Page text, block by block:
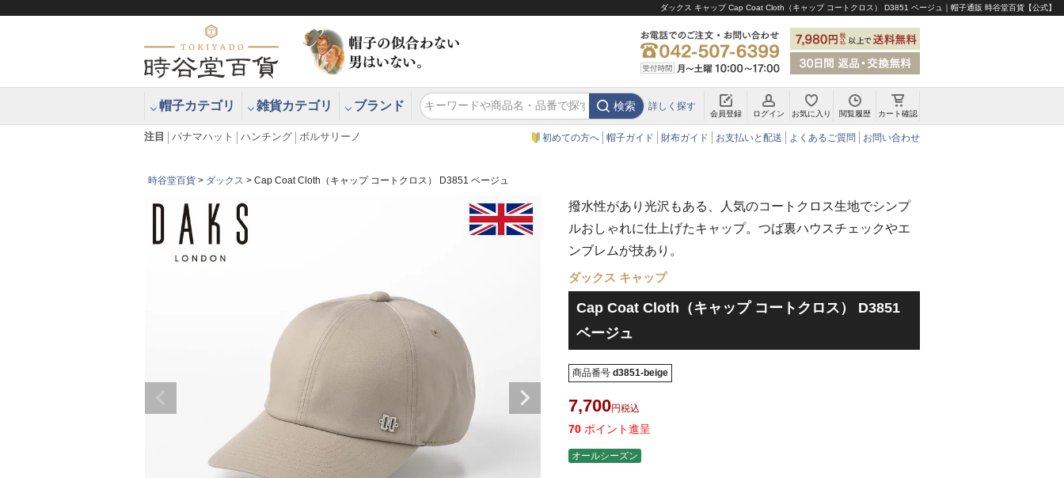
ダックス キャップ Cap Coat Cloth（キャップ コートクロス） D3851 ベージュ｜帽子通販 時谷堂百貨【公式】
帽子カテゴリ 雑貨カテゴリ ブランド 検索 詳しく探す
会員登録 ログイン お気に入り 閲覧履歴 カート確認
注目 パナマハット ハンチング ボルサリーノ 初めての方へ 帽子ガイド 財布ガイド お支払いと配送 よくあるご質問 お問い合わせ
時谷堂百貨 ダックス Cap Coat Cloth（キャップ コートクロス） D3851 ベージュ
撥水性があり光沢もある、人気のコートクロス生地でシンプ
ルおしゃれに仕上げたキャップ。つば裏ハウスチェックやエ
ンブレムが技あり。
ダックス キャップ
Cap Coat Cloth（キャップ コートクロス） D3851
ベージュ
商品番号 d3851-beige
7,700 税込
70 ポイント進呈
オールシーズン